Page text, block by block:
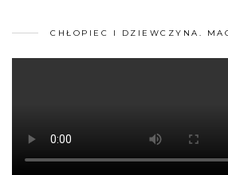
CHŁOPIEC I DZIEWCZYNA.